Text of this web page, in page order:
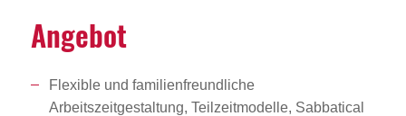
Angebot
Flexible und familienfreundliche
Arbeitszeitgestaltung, Teilzeitmodelle, Sabbatical